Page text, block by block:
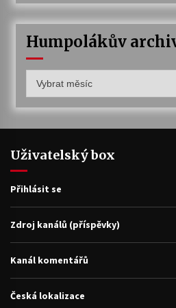
Humpolákův
archiv
Uživatelský box
Přihlásit se
Zdroj kanálů (příspěvky)
Kanál komentářů
Česká lokalizace